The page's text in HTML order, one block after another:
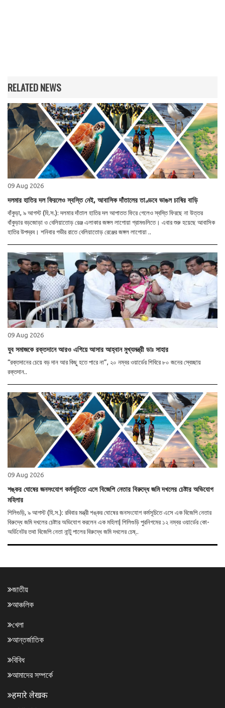
RELATED NEWS
09 Aug 2026
দলমার হাতির দল ফিরলেও স্বস্তি নেই, আবাসিক দাঁতালের তাণ্ডবে ভাঙল চাষির বাড়ি
বাঁকুড়া, ৯ আগস্ট (হি.স.): দলমার দাঁতাল হাতির দল আপাতত ফিরে গেলেও স্বস্তি ফিরছে না উত্তর
বাঁকুড়ার বড়জোড়া ও বেলিয়াতোড় রেঞ্জ এলাকার জঙ্গল লাগোয়া গ্রামগুলিতে। এবার শুরু হয়েছে আবাসিক
হাতির উপদ্রব। শনিবার গভীর রাতে বেলিয়াতোড় রেঞ্জের জঙ্গল লাগোয়া ..
09 Aug 2026
যুব সমাজকে রক্তদানে আরও এগিয়ে আসার আহ্বান মুখ্যমন্ত্রী ডাঃ সাহার
“রক্তদানের চেয়ে বড় দান আর কিছু হতে পারে না”, ২০ নম্বর ওয়ার্ডের শিবিরে ৮০ জনের স্বেচ্ছায়
রক্তদান..
09 Aug 2026
শঙ্কর ঘোষের জনসংযোগ কর্মসূচিতে এসে বিজেপি নেতার বিরুদ্ধে জমি দখলের চেষ্টার অভিযোগ
মহিলার
শিলিগুড়ি, ৯ আগস্ট (হি.স.): রবিবার মন্ত্রী শঙ্কর ঘোষের জনসংযোগ কর্মসূচিতে এসে এক বিজেপি নেতার
বিরুদ্ধে জমি দখলের চেষ্টার অভিযোগ করলেন এক মহিলা| শিলিগুড়ি পুরনিগমের ১২ নম্বর ওয়ার্ডের কো-
অর্ডিনেটর তথা বিজেপি নেতা নান্টু পালের বিরুদ্ধে জমি দখলের চেষ্..
জাতীয়
আঞ্চলিক
খেলা
আন্তর্জাতিক
বিবিধ
আমাদের সম্পর্কে
हमारे लेखक